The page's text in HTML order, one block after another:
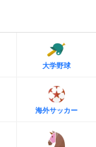
大学野球
海外サッカー